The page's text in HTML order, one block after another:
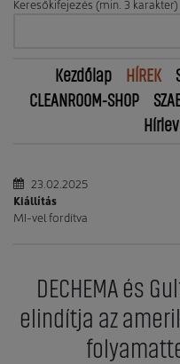
Keresőkifejezés (min. 3 karakter)
Kezdőlap HÍREK
CLEANROOM-SHOP
23.02.2025
Kiállítás
MI-vel fordítva
DECHEMA és
elindítja az